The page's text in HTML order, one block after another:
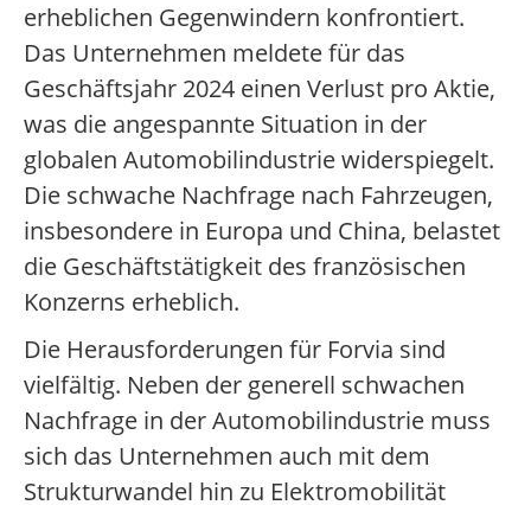
erheblichen Gegenwindern konfrontiert.
Das Unternehmen meldete für das
Geschäftsjahr 2024 einen Verlust pro Aktie,
was die angespannte Situation in der
globalen Automobilindustrie widerspiegelt.
Die schwache Nachfrage nach Fahrzeugen,
insbesondere in Europa und China, belastet
die Geschäftstätigkeit des französischen
Konzerns erheblich.
Die Herausforderungen für Forvia sind
vielfältig. Neben der generell schwachen
Nachfrage in der Automobilindustrie muss
sich das Unternehmen auch mit dem
Strukturwandel hin zu Elektromobilität